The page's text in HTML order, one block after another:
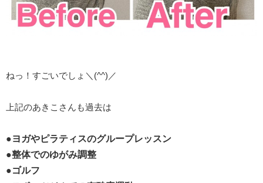
ねっ！すごいでしょ＼(^^)／
上記のあきこさんも過去は
●ヨガやピラティスのグループレッスン
●整体でのゆがみ調整
●ゴルフ